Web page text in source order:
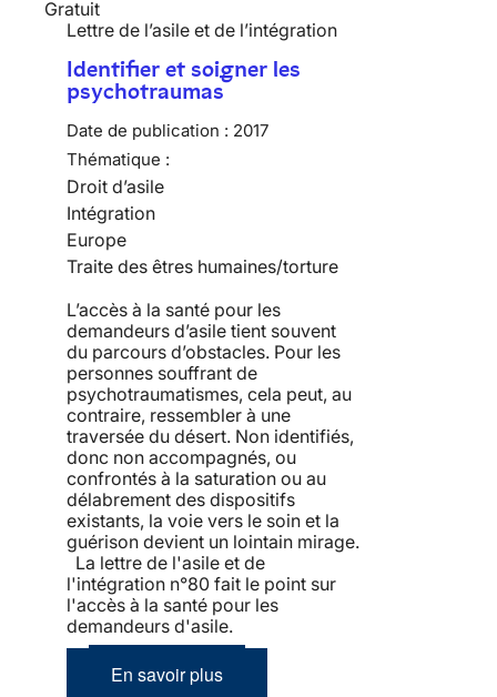
Gratuit
Lettre de l’asile et de l’intégration
Identifier et soigner les
psychotraumas
Date de publication : 2017
Thématique :
Droit d’asile
Intégration
Europe
Traite des êtres humaines/torture
L’accès à la santé pour les
demandeurs d’asile tient souvent
du parcours d’obstacles. Pour les
personnes souffrant de
psychotraumatismes, cela peut, au
contraire, ressembler à une
traversée du désert. Non identifiés,
donc non accompagnés, ou
confrontés à la saturation ou au
délabrement des dispositifs
existants, la voie vers le soin et la
guérison devient un lointain mirage.
La lettre de l'asile et de
l'intégration n°80 fait le point sur
l'accès à la santé pour les
demandeurs d'asile.
En savoir plus